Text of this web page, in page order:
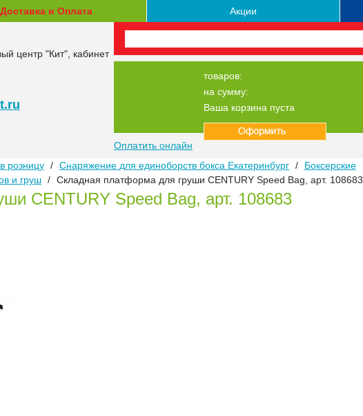
Доставка и Оплата Акции
центр "Кит", кабинет
товаров:
на сумму:
Ваша корзина пуста
Оплатить онлайн
розницу / Снаряжение для единоборств бокса Екатеринбург /
Боксерские
и груш / Складная платформа для груши CENTURY Speed Bag, арт. 108683
CENTURY Speed Bag, арт. 108683